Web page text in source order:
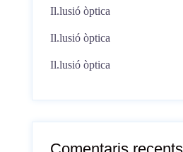
Il.lusió òptica
Il.lusió òptica
Il.lusió òptica